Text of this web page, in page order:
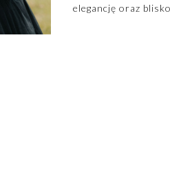
elegancję oraz